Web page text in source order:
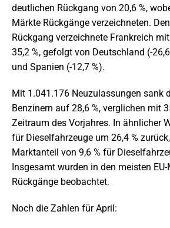
deutlichen Rückgang von 20,6 %,
Märkte Rückgänge verzeichneten.
Rückgang verzeichnete Frankreich
35,2 %, gefolgt von Deutschland (-
und Spanien (-12,7 %).
Mit 1.041.176 Neuzulassungen sank
Benzinern auf 28,6 %, verglichen mit
Zeitraum des Vorjahres. In ähnlicher
für Dieselfahrzeuge um 26,4 %
Marktanteil von 9,6 % für
Insgesamt wurden in den meisten
Rückgänge beobachtet.
Noch die Zahlen für April: